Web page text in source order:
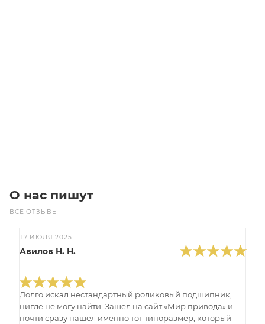
О нас пишут
ВСЕ ОТЗЫВЫ
17 ИЮЛЯ 2025
Авилов Н. Н.
Долго искал нестандартный роликовый подшипник,
нигде не могу найти. Зашел на сайт «Мир привода» и
почти сразу нашел именно тот типоразмер, который